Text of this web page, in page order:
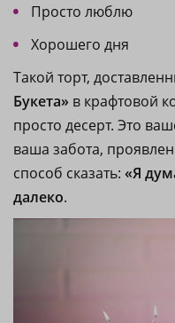
Просто люблю
Хорошего дня
Такой торт,
Букета» в крафтовой
просто десерт. Это
ваша забота,
способ сказать: «Я
далеко.